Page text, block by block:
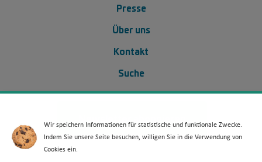
Presse
Über uns
Kontakt
Suche
Wir speichern Informationen für statistische und funktionale Zwecke.
Indem Sie unsere Seite besuchen, willigen Sie in die Verwendung von
Cookies ein.